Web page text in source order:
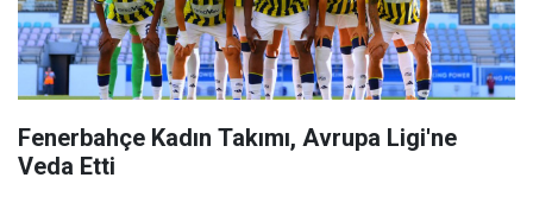
Fenerbahçe Kadın Takımı, Avrupa Ligi'ne
Veda Etti